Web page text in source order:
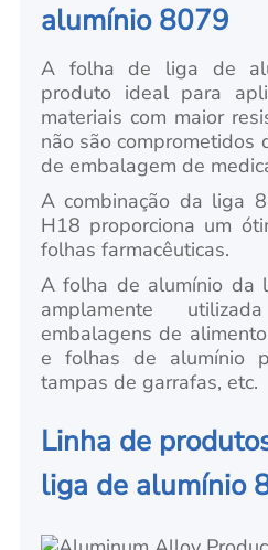
alumínio 8079
A folha de liga de
produto ideal para
materiais com maior
não são comprometidos
de embalagem de
A combinação da liga
H18 proporciona um
folhas farmacêuticas.
A folha de alumínio da
amplamente
embalagens de
e folhas de alumínio
tampas de garrafas, etc.
Linha de
liga de alumínio